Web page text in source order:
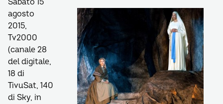
Sabato 15
agosto
2015,
Tv2000
(canale 28
del digitale,
18 di
TivuSat, 140
di Sky, in